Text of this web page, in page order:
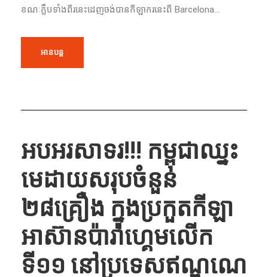
ខណៈ​ក្លឹប​ទាំង​ពីរ​នេះ​ដេញ​ចង់​បាន​កីឡាករ​នេះ​ពី​ Barcelona...
អានបន្ត
អបអរសាទរ!!! កម្ពុជា​ឈ្នះ​
មេដាយ​សរុប​ចំនួន​
២៨គ្រឿង ក្នុង​ប្រកួត​​កីឡា​
អាស៊ាន​ប៉ារ៉ាហ្គេម​លើក​
ទី១១ នៅប្រទេស​ឥណ្ឌូណេ